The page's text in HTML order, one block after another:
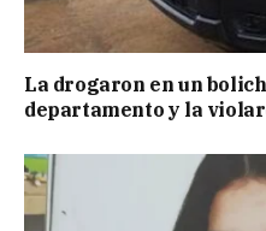
La drogaron en un
departamento y la